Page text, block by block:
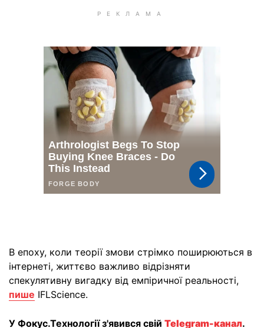
В епоху, коли теорії змови стрімко поширюються в
інтернеті, життєво важливо відрізняти
спекулятивну вигадку від емпіричної реальності,
пише IFLScience.
У Фокус.Технології з'явився свій Telegram-канал.